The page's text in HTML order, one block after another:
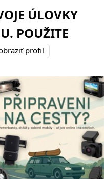
ÚLOVKY
POUŽITE
profil